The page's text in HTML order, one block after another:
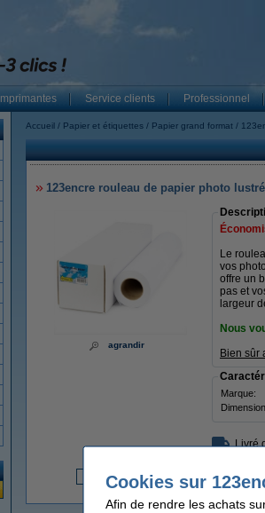
Imprimantes Service clients Professionnel
Accueil Papier et étiquettes Papier grand format
123encre rouleau de papier photo
agrandir
Le
vos
offre un
pas et
largeur
Nous
Bien sûr
Marque:
Livré
117,77 €
Cookies sur
Afin de rendre les achats